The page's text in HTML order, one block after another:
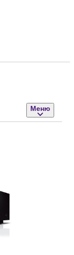
Меню